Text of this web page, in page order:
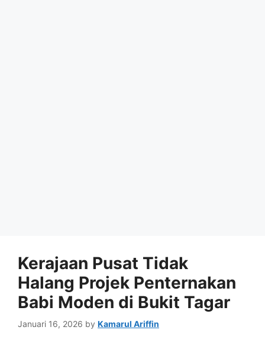
Kerajaan Pusat Tidak
Halang Projek Penternakan
Babi Moden di Bukit Tagar
Januari 16, 2026 by Kamarul Ariffin